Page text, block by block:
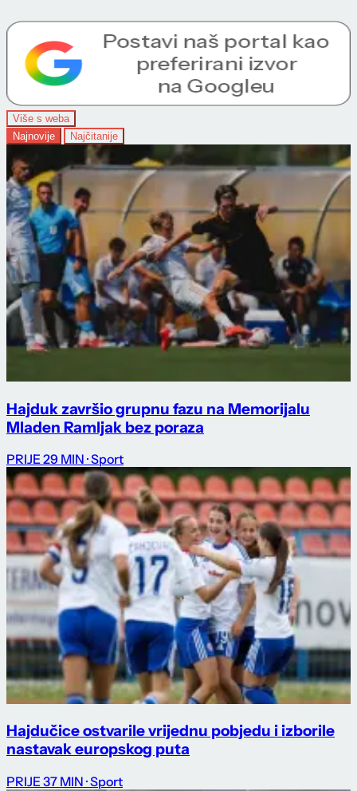
Više s weba
Najnovije
Najčitanije
Hajduk završio grupnu fazu na Memorijalu
Mladen Ramljak bez poraza
PRIJE 29 MIN · Sport
Hajdučice ostvarile vrijednu pobjedu i izborile
nastavak europskog puta
PRIJE 37 MIN · Sport